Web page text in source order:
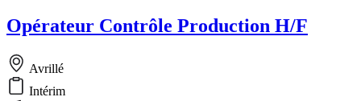
Opérateur Contrôle Production H/F
Avrillé
Intérim